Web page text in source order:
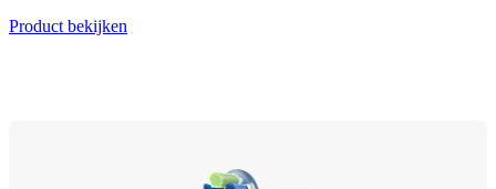
Product bekijken